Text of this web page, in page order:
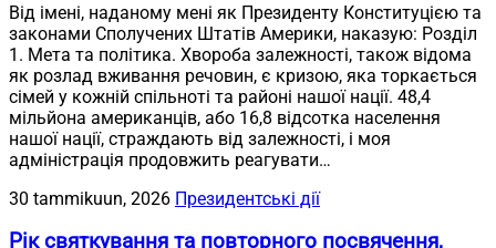
Від імені, наданому мені як Президенту Конституцією та
законами Сполучених Штатів Америки, наказую: Розділ
1. Мета та політика. Хвороба залежності, також відома
як розлад вживання речовин, є кризою, яка торкається
сімей у кожній спільноті та районі нашої нації. 48,4
мільйона американців, або 16,8 відсотка населення
нашої нації, страждають від залежності, і моя
адміністрація продовжить реагувати…
30 tammikuun, 2026 Президентські дії
Рік святкування та повторного посвячення,